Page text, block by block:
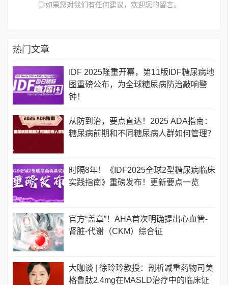
◎如果您对我们有任何建议，欢迎您的留言。
热门文章
IDF 2025隆重开幕，第11版IDF糖尿病地
图重磅公布，为全球糖尿病防治敲响警
钟！
从防到治，要点直达！2025 ADA指南：
糖尿病前期和不同糖尿病人群如何管理？
时隔8年！《IDF2025全球2型糖尿病临床
实践指南》重磅发布！更新要点一览
官方“盖章”！AHA首次明确提出心血管-
肾脏-代谢（CKM）综合征
大咖谈 | 徐玲玲教授：剖析减重药物司美
格鲁肽2.4mg在MASLD治疗中的临床证